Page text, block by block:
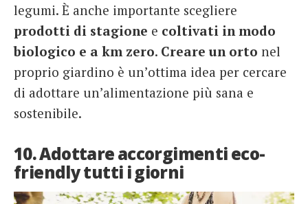
legumi. È anche importante scegliere
prodotti di stagione e coltivati in modo
biologico e a km zero. Creare un orto nel
proprio giardino è un’ottima idea per cercare
di adottare un’alimentazione più sana e
sostenibile.
10. Adottare accorgimenti eco-
friendly tutti i giorni